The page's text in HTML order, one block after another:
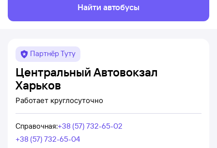
Найти автобусы
Партнёр Туту
Центральный Автовокзал
Харьков
Работает круглосуточно
Справочная:+38 (57) 732-65-02
+38 (57) 732-65-04